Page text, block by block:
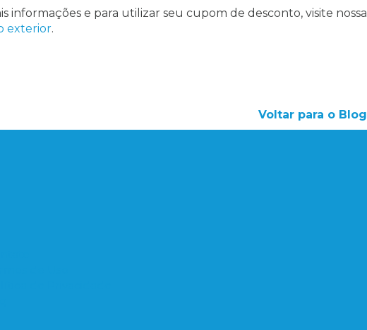
informações e para utilizar seu cupom de desconto, visite nossa
exterior.
Voltar para o Blog